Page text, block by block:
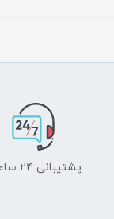
پشتیبانی ۲۴ ساعته